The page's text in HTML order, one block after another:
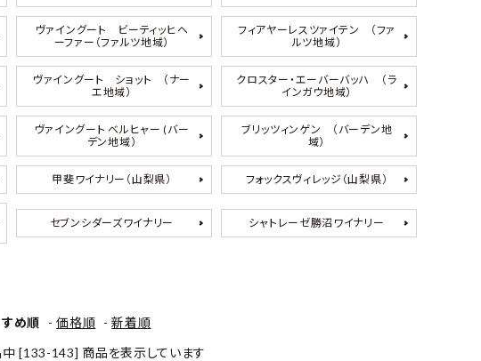
￥6,001～
どう品種） その他（黒ぶどう品種）
ヴァイングート ビーティッヒヘ
ーファー（ファルツ地域）
フィアヤーレスツァイテン （ファ
ルツ地域）
ヴァイングート ショット （ナー
エ地域）
クロスター・エーバーバッハ （ラ
インガウ地域）
ヴァイングート ベルヒャー (バー
デン地域）
ブリッツィンゲン （バーデン地
域）
甲斐ワイナリー（山梨県） フォックスヴィレッジ（山梨県）
セブンシダーズワイナリー シャトレーゼ勝沼ワイナリー
め順 -価格順 -新着順
[133-143] 商品を表示しています